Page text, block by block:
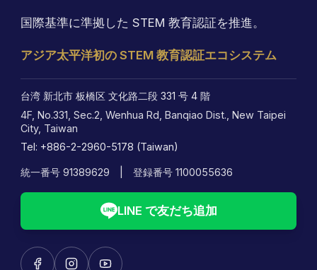
国際基準に準拠した STEM 教育認証を推進。
アジア太平洋初の STEM 教育認証エコシステム
台湾 新北市 板橋区 文化路二段 331 号 4 階
4F, No.331, Sec.2, Wenhua Rd, Banqiao Dist., New Taipei
City, Taiwan
Tel: +886-2-2960-5178 (Taiwan)
統一番号 91389629 | 登録番号 1100055636
LINE で友だち追加